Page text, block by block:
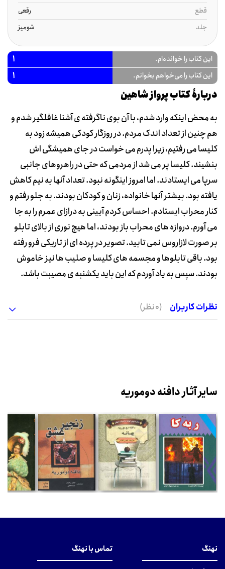
قطع
رقعی
جلد
شومیز
این کتاب را خوانده‌ام. 1
این کتاب را می‌خواهم بخوانم. 1
دربارۀ کتاب پرواز شاهین
به محض اینکه وارد شدم، با آن بوی ناگرفته ی آشنا غافلگیر شدم و
هم چنین از تعداد اندک مردم. در روزگار کودکی همیشه زود به
کلیسا می رفتیم، زیرا پدرم می خواست در جای همیشگی اش
بنشیند. کلیسا پر می شد از مردمی که حتی در راهروهای جانبی
سرپا می ایستادند. اما امروز اینگونه نبود. تعداد آنها به نیم کاهش
یافته بود. بیشتر آنها خانواده، زنان و کودکان بودند. به جلو رفتم و
کنار محراب ایستادم. احساس کردم آیینی به درازای عمرم را به جا
می آورم. دروازه های محراب باز بودند، اما هیچ نوری از بالای تابلو
بر صورت لازاروس نمی تابید. تصویر در پرده ای از تاریکی فرو رفته
بود. باقی تابلوها و مجسمه های کلیسا و صلیب ها نیز خاموش
بودند. سپس به یاد آوردم که این باید یکشنبه ی مصیبت باشد.
نظرات کاربران (0 نظر)
سایر آثار دافنه دوموریه
نهنگ تماس با نهنگ